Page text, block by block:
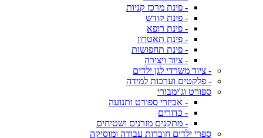
- פינת מרכז קניות
- פינת קודש
- פינת רופא
- פינת תאטרון
- פינת תחפושות
- ציור ויצירה
- ציוד משרדי לגן ילדים
- פלקטים וערכות למידה
ספורט וג'ימבורי
- אביזרי ספורט ותנועה
- כדורים
- מתקנים מזרנים ושטיחים
ספרי ילדים חוברות עבודה ומוסיקה